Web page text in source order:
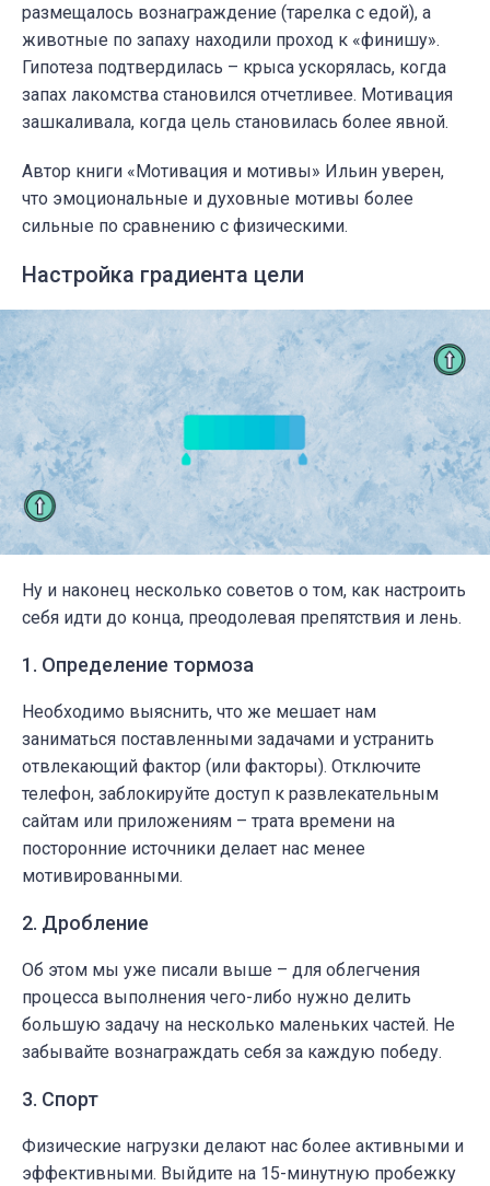
размещалось вознаграждение (тарелка с едой), а
животные по запаху находили проход к «финишу».
Гипотеза подтвердилась – крыса ускорялась, когда
запах лакомства становился отчетливее. Мотивация
зашкаливала, когда цель становилась более явной.
Автор книги «Мотивация и мотивы» Ильин уверен,
что эмоциональные и духовные мотивы более
сильные по сравнению с физическими.
Настройка градиента цели
Ну и наконец несколько советов о том, как настроить
себя идти до конца, преодолевая препятствия и лень.
1. Определение тормоза
Необходимо выяснить, что же мешает нам
заниматься поставленными задачами и устранить
отвлекающий фактор (или факторы). Отключите
телефон, заблокируйте доступ к развлекательным
сайтам или приложениям – трата времени на
посторонние источники делает нас менее
мотивированными.
2. Дробление
Об этом мы уже писали выше – для облегчения
процесса выполнения чего-либо нужно делить
большую задачу на несколько маленьких частей. Не
забывайте вознаграждать себя за каждую победу.
3. Спорт
Физические нагрузки делают нас более активными и
эффективными. Выйдите на 15-минутную пробежку